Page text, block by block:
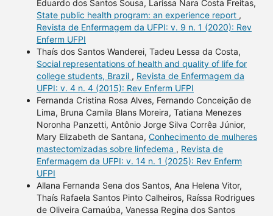
Eduardo dos Santos Sousa, Larissa Nara Costa Freitas,
State public health program: an experience report ,
Revista de Enfermagem da UFPI: v. 9 n. 1 (2020): Rev
Enferm UFPI
Thaís dos Santos Wanderei, Tadeu Lessa da Costa,
Social representations of health and quality of life for
college students, Brazil , Revista de Enfermagem da
UFPI: v. 4 n. 4 (2015): Rev Enferm UFPI
Fernanda Cristina Rosa Alves, Fernando Conceição de
Lima, Bruna Camila Blans Moreira, Tatiana Menezes
Noronha Panzetti, Antônio Jorge Silva Corrêa Júnior,
Mary Elizabeth de Santana, Conhecimento de mulheres
mastectomizadas sobre linfedema , Revista de
Enfermagem da UFPI: v. 14 n. 1 (2025): Rev Enferm
UFPI
Allana Fernanda Sena dos Santos, Ana Helena Vitor,
Thaís Rafaela Santos Pinto Calheiros, Raíssa Rodrigues
de Oliveira Carnaúba, Vanessa Regina dos Santos